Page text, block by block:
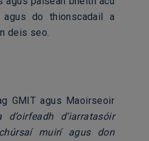
agus do thionscadail a
deis seo.
GMIT agus Maoirseoir
d’iarratasóir
muirí agus don